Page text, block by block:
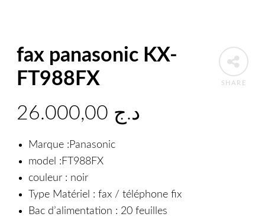
SHARE
fax panasonic KX-
FT988FX
د.ج
Marque :Panasonic
model :FT988FX
couleur : noir
Type Matériel : fax / téléphone fix
Bac d’alimentation : 20 feuilles